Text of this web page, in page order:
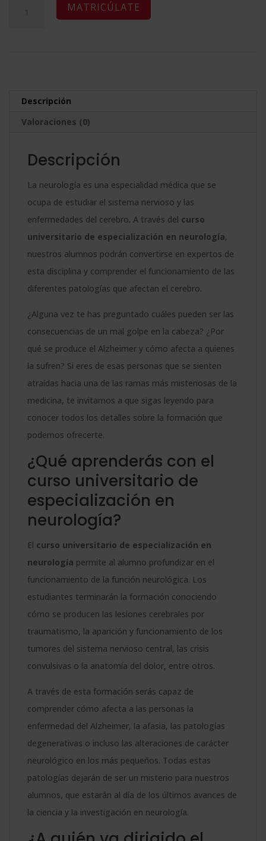
Universitario
cantidad
MATRICÚLATE
Descripción
Valoraciones (0)
Descripción
La neurología es una especialidad médica que se
ocupa de estudiar el sistema nervioso y las
enfermedades del cerebro. A través del curso
universitario de especialización en neurología,
nuestros alumnos podrán convertirse en expertos de
esta disciplina y comprender el funcionamiento de las
diferentes patologías que afectan el cerebro.
¿Alguna vez te has preguntado cuáles pueden ser las
consecuencias de un mal golpe en la cabeza? ¿Por
qué se produce el Alzheimer y cómo afecta a quienes
la sufren? Si eres de esas personas que se sienten
atraídas hacia una de las ramas más misteriosas de la
medicina, te invitamos a que sigas leyendo para
conocer todos los detalles sobre la formación que
podemos ofrecerte.
¿Qué aprenderás con el
curso universitario de
especialización en
neurología?
El curso universitario de especialización en
neurología permite al alumno profundizar en el
funcionamiento de la función neurológica. Los
estudiantes terminarán la formación conociendo
cómo se producen las lesiones cerebrales por
traumatismo, la aparición y funcionamiento de los
tumores del sistema nervioso central, las crisis
convulsivas o la anatomía del dolor, entre otros.
A través de esta formación serás capaz de
comprender cómo afecta a las personas la
enfermedad del Alzheimer, la afasia, las patologías
degenerativas o incluso las alteraciones de carácter
neurológico en los más pequeños. Todas estas
patologías dejarán de ser un misterio para nuestros
alumnos, que estarán al día de los últimos avances de
la ciencia y la investigación en neurología.